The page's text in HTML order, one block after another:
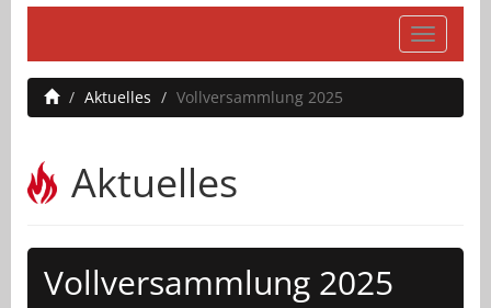
Aktuelles
Vollversammlung 2025
Aktuelles
Vollversammlung 2025